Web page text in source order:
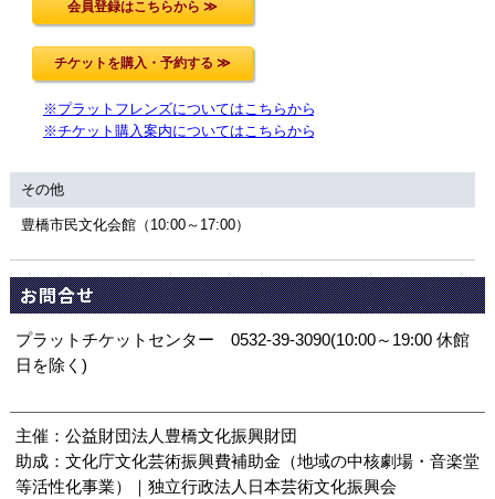
※プラットフレンズについてはこちらから
※チケット購入案内についてはこちらから
その他
豊橋市民文化会館（10:00～17:00）
お問合せ
プラットチケットセンター 0532-39-3090(10:00～19:00 休館
日を除く)
主催：公益財団法人豊橋文化振興財団
助成：文化庁文化芸術振興費補助金（地域の中核劇場・音楽堂
等活性化事業）｜独立行政法人日本芸術文化振興会